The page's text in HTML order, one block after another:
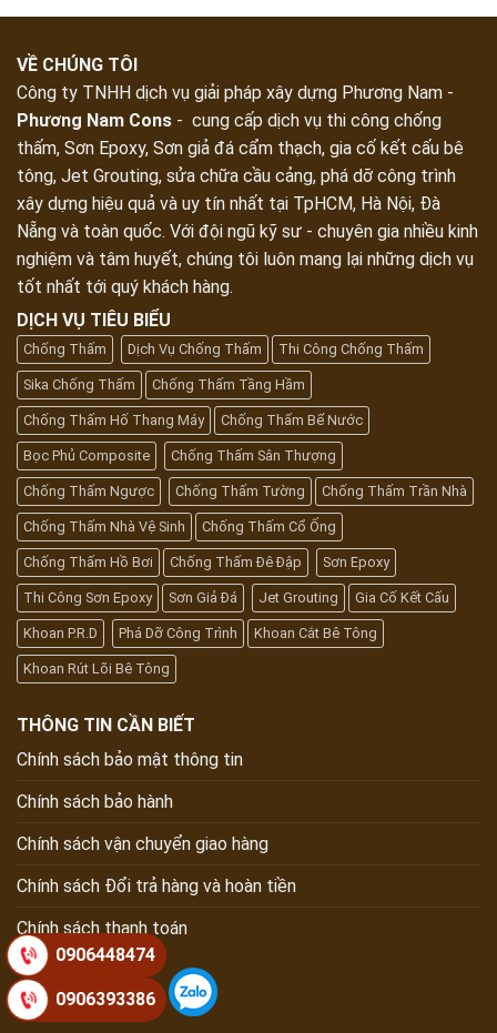
VỀ CHÚNG TÔI
Công ty TNHH dịch vụ giải pháp xây dựng Phương Nam -
Phương Nam Cons - cung cấp dịch vụ thi công chống
thấm, Sơn Epoxy, Sơn giả đá cẩm thạch, gia cố kết cấu bê
tông, Jet Grouting, sửa chữa cầu cảng, phá dỡ công trình
xây dựng hiệu quả và uy tín nhất tại TpHCM, Hà Nội, Đà
Nẵng và toàn quốc. Với đội ngũ kỹ sư - chuyên gia nhiều kinh
nghiệm và tâm huyết, chúng tôi luôn mang lại những dịch vụ
tốt nhất tới quý khách hàng.
DỊCH VỤ TIÊU BIỂU
Chống Thấm Dịch Vụ Chống Thấm Thi Công Chống Thấm
Sika Chống Thấm Chống Thấm Tầng Hầm
Chống Thấm Hố Thang Máy Chống Thấm Bể Nước
Bọc Phủ Composite Chống Thấm Sân Thượng
Chống Thấm Ngược Chống Thấm Tường Chống Thấm Trần Nhà
Chống Thấm Nhà Vệ Sinh Chống Thấm Cổ Ống
Chống Thấm Hồ Bơi Chống Thấm Đê Đập Sơn Epoxy
Thi Công Sơn Epoxy Sơn Giả Đá Jet Grouting Gia Cố Kết Cấu
Khoan P.R.D Phá Dỡ Công Trình Khoan Cắt Bê Tông
Khoan Rút Lõi Bê Tông
THÔNG TIN CẦN BIẾT
Chính sách bảo mật thông tin
Chính sách bảo hành
Chính sách vận chuyển giao hàng
Chính sách Đổi trả hàng và hoàn tiền
Chính sách thanh toán
Map 0906448474
0906393386